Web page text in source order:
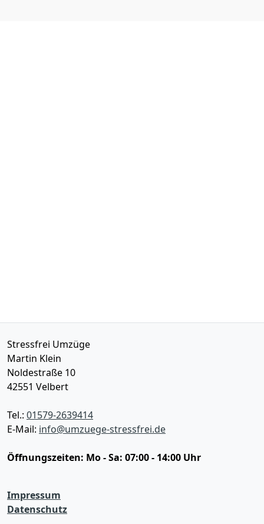
Stressfrei Umzüge
Martin Klein
Noldestraße 10
42551 Velbert
Tel.: 01579-2639414
E-Mail: info@umzuege-stressfrei.de
Öffnungszeiten: Mo - Sa: 07:00 - 14:00 Uhr
Impressum
Datenschutz